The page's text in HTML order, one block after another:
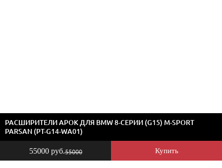
55000 руб.55000 Купить
РАСШИРИТЕЛИ АРОК ДЛЯ BMW 8-СЕРИИ (G15) M-SPORT
PARSAN (PT-G14-WA01)